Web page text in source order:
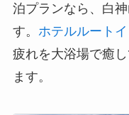
泊プランなら、白
す。 ホテルルート
疲れを大浴場で癒
ます。